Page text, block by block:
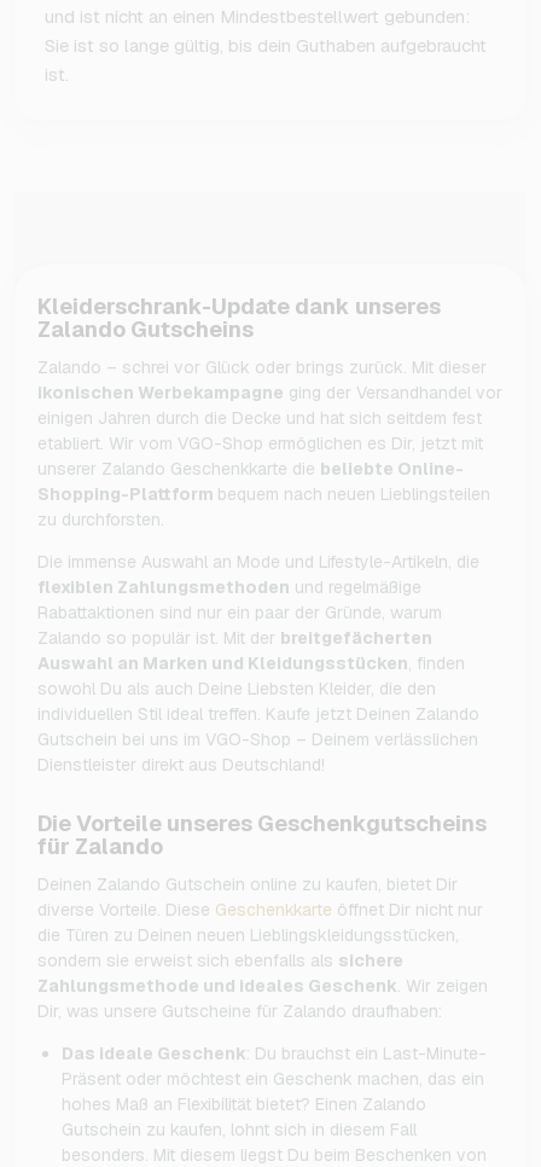
und ist nicht an einen Mindestbestellwert gebunden:
Sie ist so lange gültig, bis dein Guthaben aufgebraucht
ist.
Kleiderschrank-Update dank unseres
Zalando Gutscheins
Zalando – schrei vor Glück oder brings zurück. Mit dieser
ikonischen Werbekampagne ging der Versandhandel vor
einigen Jahren durch die Decke und hat sich seitdem fest
etabliert. Wir vom VGO-Shop ermöglichen es Dir, jetzt mit
unserer Zalando Geschenkkarte die beliebte Online-
Shopping-Plattform bequem nach neuen Lieblingsteilen
zu durchforsten.
Die immense Auswahl an Mode und Lifestyle-Artikeln, die
flexiblen Zahlungsmethoden und regelmäßige
Rabattaktionen sind nur ein paar der Gründe, warum
Zalando so populär ist. Mit der breitgefächerten
Auswahl an Marken und Kleidungsstücken, finden
sowohl Du als auch Deine Liebsten Kleider, die den
individuellen Stil ideal treffen. Kaufe jetzt Deinen Zalando
Gutschein bei uns im VGO-Shop – Deinem verlässlichen
Dienstleister direkt aus Deutschland!
Die Vorteile unseres Geschenkgutscheins
für Zalando
Deinen Zalando Gutschein online zu kaufen, bietet Dir
diverse Vorteile. Diese Geschenkkarte öffnet Dir nicht nur
die Türen zu Deinen neuen Lieblingskleidungsstücken,
sondern sie erweist sich ebenfalls als sichere
Zahlungsmethode und ideales Geschenk. Wir zeigen
Dir, was unsere Gutscheine für Zalando draufhaben:
Das ideale Geschenk: Du brauchst ein Last-Minute-
Präsent oder möchtest ein Geschenk machen, das ein
hohes Maß an Flexibilität bietet? Einen Zalando
Gutschein zu kaufen, lohnt sich in diesem Fall
besonders. Mit diesem liegst Du beim Beschenken von